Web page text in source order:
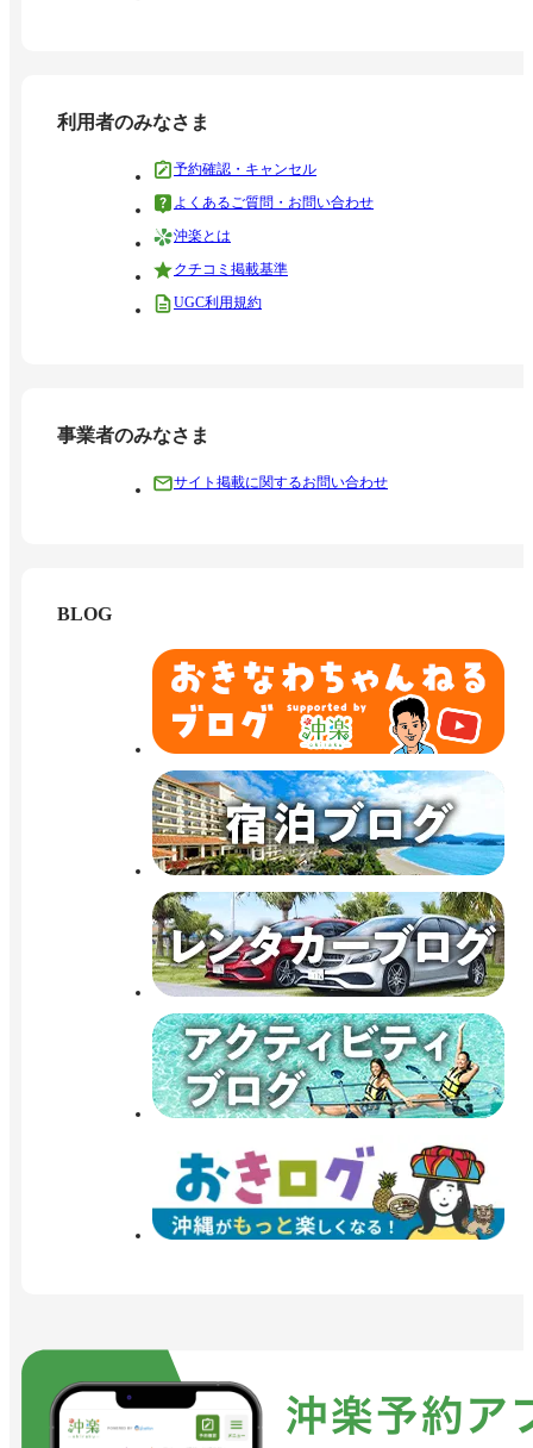
利用者のみなさま
予約確認・キャンセル
よくあるご質問・お問い合わせ
沖楽とは
クチコミ掲載基準
UGC利用規約
事業者のみなさま
サイト掲載に関するお問い合わせ
BLOG